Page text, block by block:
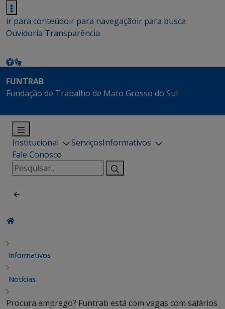
ir para conteúdoir para navegaçãoir para busca
Ouvidoria Transparência
FUNTRAB
Fundação de Trabalho de Mato Grosso do Sul
Institucional ServiçosInformativos
Fale Conosco
Pesquisar
por:
Informativos
Notícias
Procura emprego? Funtrab está com vagas com salários